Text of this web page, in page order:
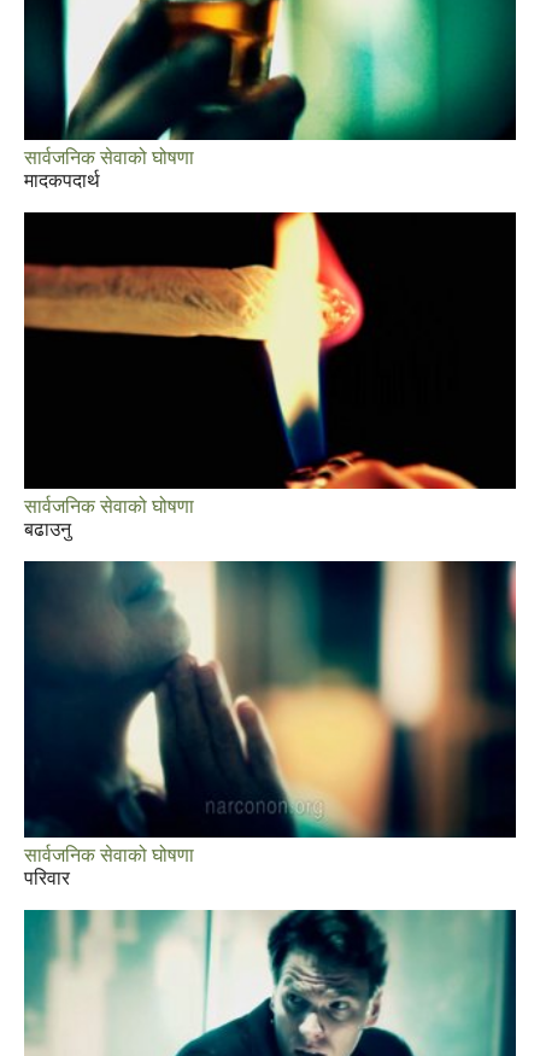
सार्वजनिक सेवाको घोषणा
मादकपदार्थ
सार्वजनिक सेवाको घोषणा
बढाउनु
सार्वजनिक सेवाको घोषणा
परिवार